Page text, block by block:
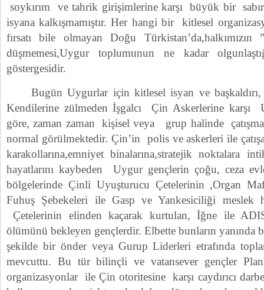
soykırım ve tahrik girişimlerine karşı büyük bir
isyana kalkışmamıştır. Her hangi bir kitlesel
fırsatı bile olmayan Doğu Türkistan’da,halkımızın
düşmemesi,Uygur toplumunun ne kadar
göstergesidir.
Bugün Uygurlar için kitlesel isyan ve başkaldırı,
Kendilerine zülmeden İşgalcı Çin Askerlerine karşı
göre, zaman zaman kişisel veya grup halinde
normal görülmektedir. Çin’in polis ve askerleri ile
karakollarına,emniyet binalarına,stratejik noktalara
hayatlarını kaybeden Uygur gençlerin çoğu, ceza
bölgelerinde Çinli Uyuşturucu Çetelerinin ,Organ
Fuhuş Şebekeleri ile Gasp ve Yankesiciliği meslek
Çetelerinin elinden kaçarak kurtulan, İğne ile
ölümünü bekleyen gençlerdir. Elbette bunların yanında
şekilde bir önder veya Gurup Liderleri etrafında
mevcuttu. Bu tür bilinçli ve vatansever gençler
organizasyonlar ile Çin otoritesine karşı caydırıcı